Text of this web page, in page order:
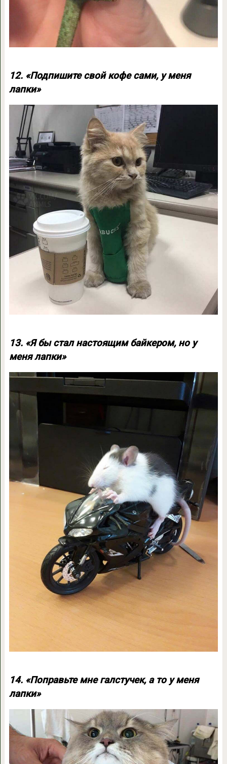
12. «Подпишите свой кофе сами, у меня
лапки»
13. «Я бы стал настоящим байкером, но у
меня лапки»
14. «Поправьте мне галстучек, а то у меня
лапки»